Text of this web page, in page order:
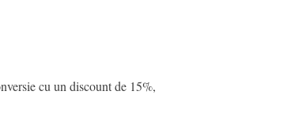
cu un discount de 15%,